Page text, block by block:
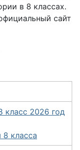
в 8 классах.
сайт
класс 2026 год
класса